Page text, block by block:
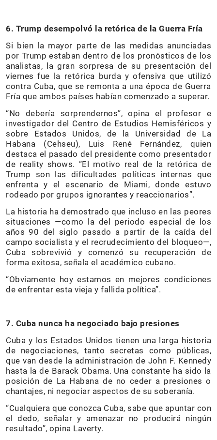
6. Trump desempolvó la retórica de la Guerra Fría
Si bien la mayor parte de las medidas anunciadas
por Trump estaban dentro de los pronósticos de los
analistas, la gran sorpresa de su presentación del
viernes fue la retórica burda y ofensiva que utilizó
contra Cuba, que se remonta a una época de Guerra
Fría que ambos países habían comenzado a superar.
“No debería sorprendernos”, opina el profesor e
investigador del Centro de Estudios Hemisféricos y
sobre Estados Unidos, de la Universidad de La
Habana (Cehseu), Luis René Fernández, quien
destaca el pasado del presidente como presentador
de reality shows. “El motivo real de la retórica de
Trump son las dificultades políticas internas que
enfrenta y el escenario de Miami, donde estuvo
rodeado por grupos ignorantes y reaccionarios”.
La historia ha demostrado que incluso en las peores
situaciones —como la del periodo especial de los
años 90 del siglo pasado a partir de la caída del
campo socialista y el recrudecimiento del bloqueo—,
Cuba sobrevivió y comenzó su recuperación de
forma exitosa, señala el académico cubano.
“Obviamente hoy estamos en mejores condiciones
de enfrentar esta vieja y fallida política”.
7. Cuba nunca ha negociado bajo presiones
Cuba y los Estados Unidos tienen una larga historia
de negociaciones, tanto secretas como públicas,
que van desde la administración de John F. Kennedy
hasta la de Barack Obama. Una constante ha sido la
posición de La Habana de no ceder a presiones o
chantajes, ni negociar aspectos de su soberanía.
“Cualquiera que conozca Cuba, sabe que apuntar con
el dedo, señalar y amenazar no producirá ningún
resultado”, opina Laverty.